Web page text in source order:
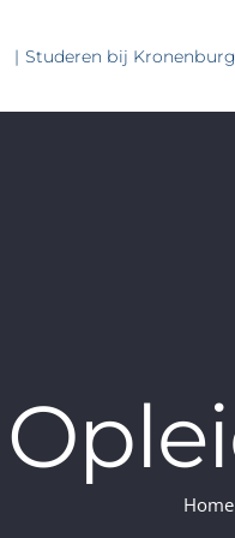
| Studeren bij
Home